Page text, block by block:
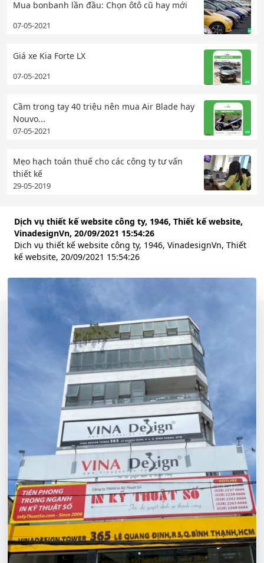
Mua bonbanh lần đầu: Chọn ôtô cũ hay mới
07-05-2021
Giá xe Kia Forte LX
07-05-2021
Cầm trong tay 40 triệu nên mua Air Blade hay
Nouvo...
07-05-2021
Mẹo hạch toán thuế cho các công ty tư vấn
thiết kế
29-05-2019
Dịch vụ thiết kế website công ty, 1946, Thiết kế website,
VinadesignVn, 20/09/2021 15:54:26
Dịch vụ thiết kế website công ty, 1946, VinadesignVn, Thiết
kế website, 20/09/2021 15:54:26